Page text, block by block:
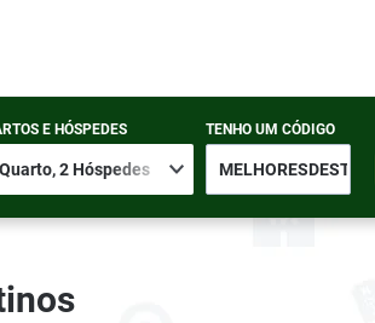
E HÓSPEDES TENHO UM CÓDIGO